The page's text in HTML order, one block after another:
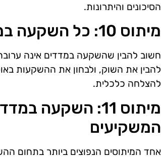
הסיכונים והיתרונות.
מיתוס 10: כל השקעה במדדים היא השקעה מנצחת
חשוב להבין שהשקעה במדדים אינה
להבין את השוק, ולבחון את ההשקעות
להצלחה כלכלית.
מיתוס 11: השקעה
המשקיעים
אחד המיתוסים הנפוצים ביותר בתחום